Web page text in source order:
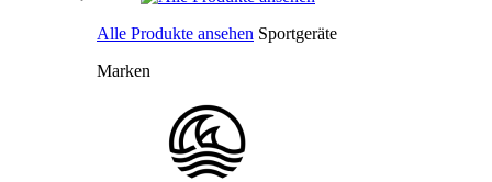
Alle Produkte ansehen Sportgeräte
Marken